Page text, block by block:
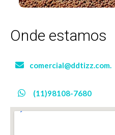
Onde estamos
comercial@ddtizz.com.br
(11)98108-7680